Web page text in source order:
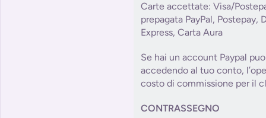
Carte accettate: Visa/
prepagata PayPal, Postepay,
Express, Carta Aura
Se hai un account Paypal
accedendo al tuo conto,
costo di commissione per il
CONTRASSEGNO